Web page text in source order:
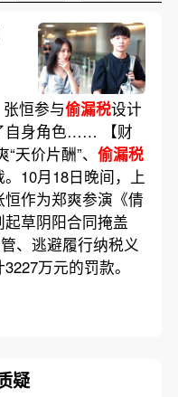
恒参与偷漏税设计
自身角色…… 【财
天价片酬”、 偷漏税
10月18日晚间，上
作为郑爽参演《倩
草阴阳合同掩盖
、逃避履行纳税义
万元的罚款。
疑